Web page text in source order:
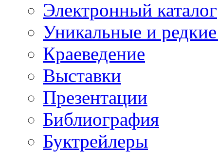
Электронный каталог
Уникальные и
Краеведение
Выставки
Презентации
Библиография
Буктрейлеры